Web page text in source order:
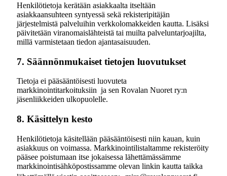
Henkilötietoja kerätään asiakkaalta itseltään
asiakkaansuhteen syntyessä sekä rekisteripitäjän
järjestelmistä palveluihin verkkolomakkeiden kautta. Lisäksi
päivitetään viranomaislähteistä tai muilta palveluntarjoajilta,
millä varmistetaan tiedon ajantasaisuuden.
7. Säännönmukaiset tietojen luovutukset
Tietoja ei pääsääntöisesti luovuteta
markkinointitarkoituksiin ja sen Rovalan Nuoret ry:n
jäsenliikkeiden ulkopuolelle.
8. Käsittelyn kesto
Henkilötietoja käsitellään pääsääntöisesti niin kauan, kuin
asiakkuus on voimassa. Markkinointilistaltamme rekisteröity
pääsee poistumaan itse jokaisessa lähettämässämme
markkinointisähköpostissamme olevan linkin kautta taikka